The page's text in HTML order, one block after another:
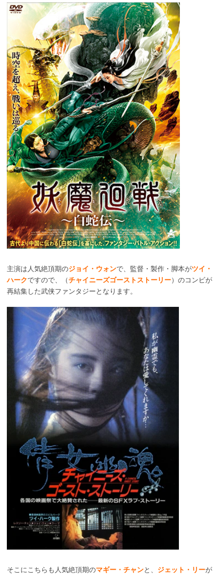
主演は人気絶頂期のジョイ・ウォンで、監督・製作・脚本がツイ・
ハークですので、（チャイニーズゴーストストーリー）のコンビが
再結集した武侠ファンタジーとなります。
そこにこちらも人気絶頂期のマギー・チャンと、 ジェット・リーが